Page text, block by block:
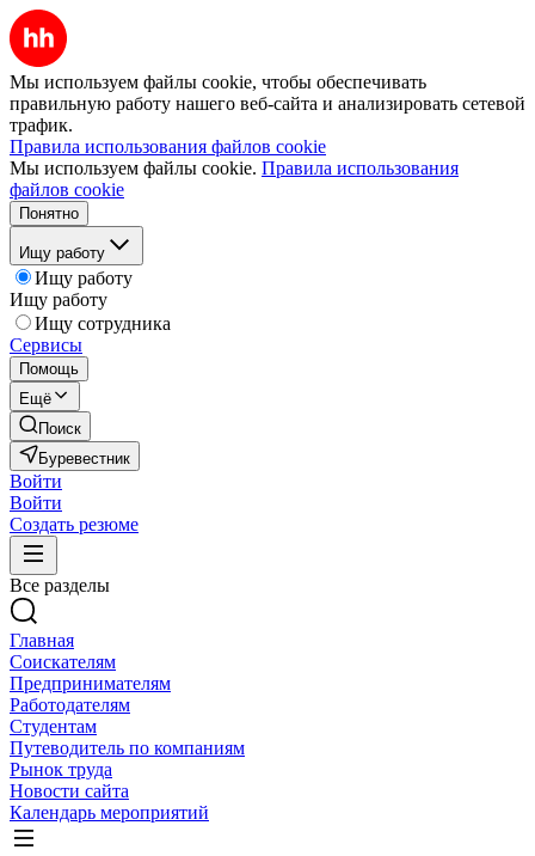
Мы используем файлы cookie, чтобы обеспечивать
правильную работу нашего веб-сайта и анализировать сетевой
трафик.
Правила использования файлов cookie
Мы используем файлы cookie. Правила использования
файлов cookie
Понятно
Ищу работу
Ищу работу
Ищу работу
Ищу сотрудника
Сервисы
Помощь
Ещё
Поиск
Буревестник
Войти
Войти
Создать резюме
Все разделы
Главная
Соискателям
Предпринимателям
Работодателям
Студентам
Путеводитель по компаниям
Рынок труда
Новости сайта
Календарь мероприятий